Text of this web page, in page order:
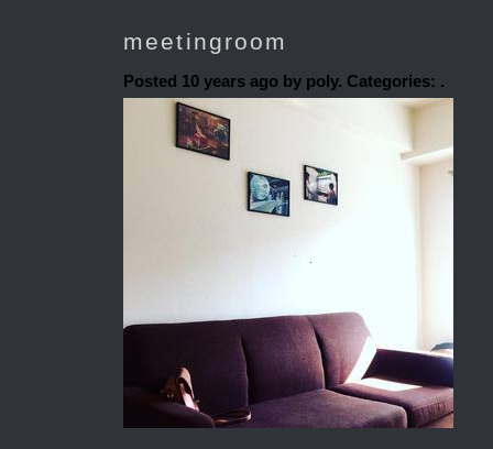
meetingroom
Posted 10 years ago by poly. Categories: .